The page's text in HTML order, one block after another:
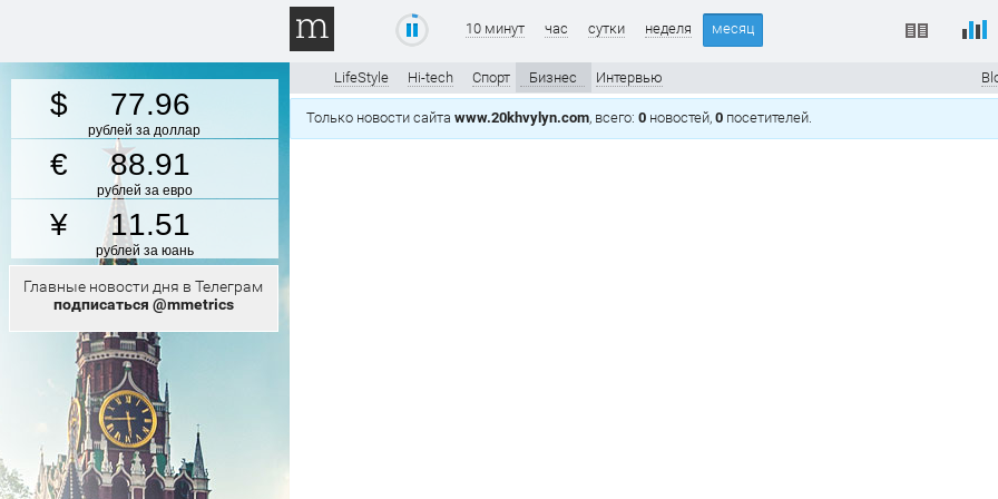
77.96
рублей за доллар
88.91
рублей за евро
11.51
рублей за юань
Главные новости дня в Телеграм
подписаться @mmetrics
10 минут час сутки неделя месяц
LifeStyle Hi-tech Спорт Бизнес Интервью
Только новости сайта www.20khvylyn.com, всего: 0 новостей, 0 посетителей.